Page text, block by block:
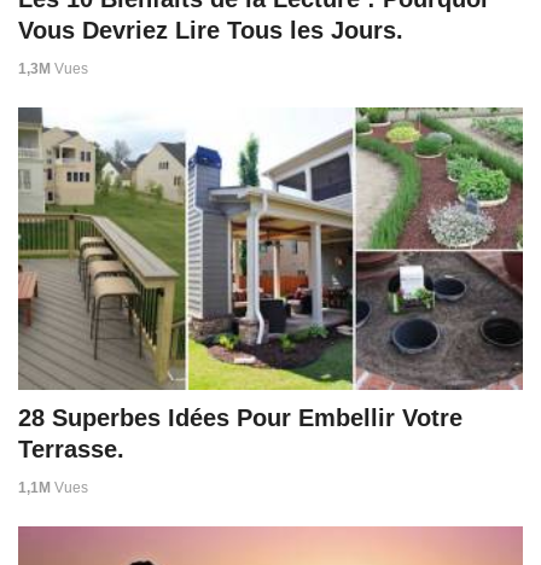
Vous Devriez Lire Tous les Jours.
1,3M Vues
28 Superbes Idées Pour Embellir Votre
Terrasse.
1,1M Vues